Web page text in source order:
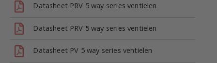
Datasheet PRV 5 way series ventielen
Datasheet PRV 5 way series ventielen
Datasheet PV 5 way series ventielen